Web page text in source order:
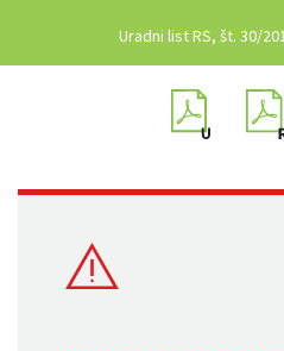
Uradni list RS, št. 30/